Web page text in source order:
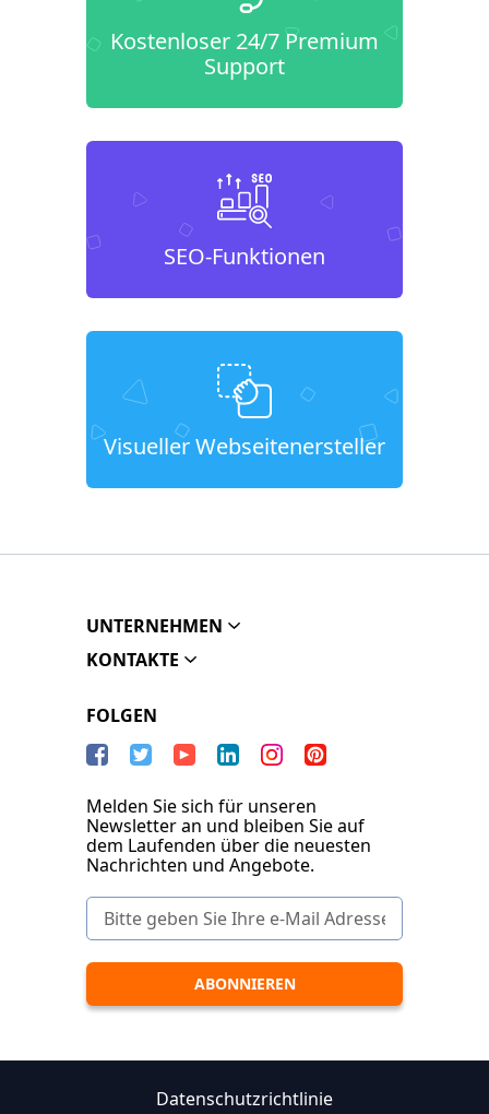
Kostenloser 24/7 Premium
Support
SEO-Funktionen
Visueller Webseitenersteller
UNTERNEHMEN
KONTAKTE
FOLGEN
Melden Sie sich für unseren
Newsletter an und bleiben Sie auf
dem Laufenden über die neuesten
Nachrichten und Angebote.
Datenschutzrichtlinie